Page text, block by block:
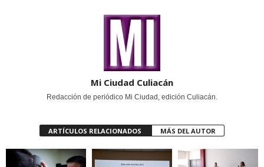
Mi Ciudad Culiacán
Redacción de periódico Mi Ciudad, edición Culiacán.
ARTÍCULOS RELACIONADOS MÁS DEL AUTOR